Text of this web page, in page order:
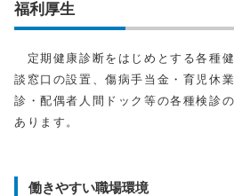
福利厚生
定期健康診断をはじめとする各種
談窓口の設置、傷病手当金・育児休
診・配偶者人間ドック等の各種検診
あります。
働きやすい職場環境